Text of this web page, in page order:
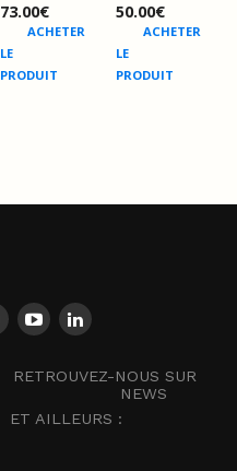
73.00€
ACHETER
LE
PRODUIT
50.00€
ACHETER
LE
PRODUIT
RETROUVEZ-NOUS SUR
NEWS
ET AILLEURS :